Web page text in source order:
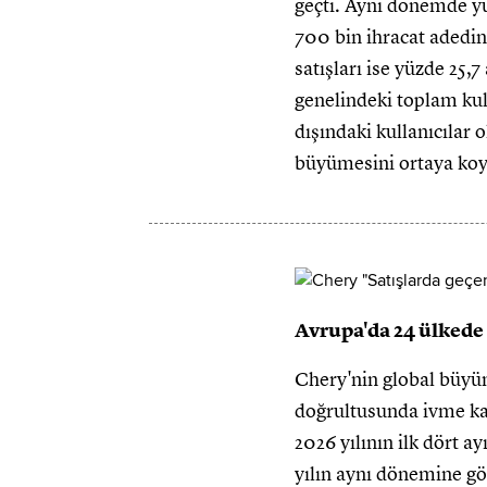
geçti. Aynı dönemde
700 bin ihracat
satışları ise yüzde
genelindeki toplam
dışındaki
büyümesini ortaya
Avrupa'da 24
Chery'nin global
doğrultusunda ivme
2026 yılının ilk dört
yılın aynı dönemine